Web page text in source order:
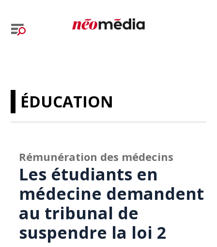
ÉDUCATION
Rémunération des médecins
Les étudiants en
médecine demandent
au tribunal de
suspendre la loi 2